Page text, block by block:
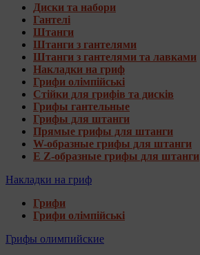
Диски та набори
Гантелі
Штанги
Штанги з гантелями
Штанги з гантелями та лавками
Накладки на гриф
Грифи олімпійські
Стійки для грифів та дисків
Грифы гантельные
Грифы для штанги
Прямые грифы для штанги
W-образные грифы для штанги
E Z-образные грифы для штанги
Накладки на гриф
Грифи
Грифи олімпійські
Грифы олимпийские